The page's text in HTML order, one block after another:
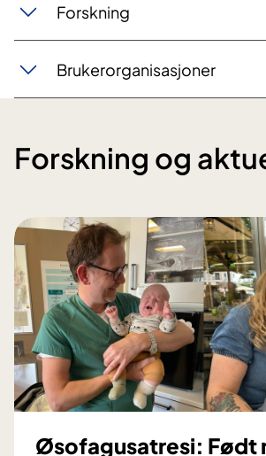
Forskning
Brukerorganisasjoner
Forskning og
Øsofagusatresi: Født